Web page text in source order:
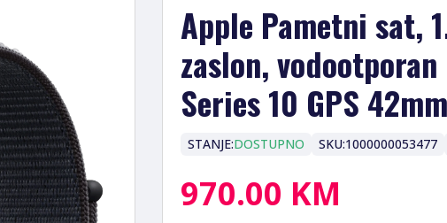
Apple Pametni sat,
zaslon, vodootporan
Series 10 GPS
STANJE:DOSTUPNO SKU:1000000053477
970.00 KM